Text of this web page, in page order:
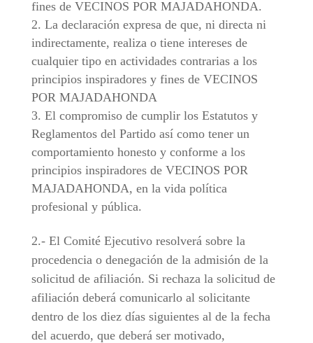
fines de VECINOS POR MAJADAHONDA.
La declaración expresa de que, ni directa ni
indirectamente, realiza o tiene intereses de
cualquier tipo en actividades contrarias a los
principios inspiradores y fines de VECINOS
POR MAJADAHONDA
El compromiso de cumplir los Estatutos y
Reglamentos del Partido así como tener un
comportamiento honesto y conforme a los
principios inspiradores de VECINOS POR
MAJADAHONDA, en la vida política
profesional y pública.
2.- El Comité Ejecutivo resolverá sobre la
procedencia o denegación de la admisión de la
solicitud de afiliación. Si rechaza la solicitud de
afiliación deberá comunicarlo al solicitante
dentro de los diez días siguientes al de la fecha
del acuerdo, que deberá ser motivado,